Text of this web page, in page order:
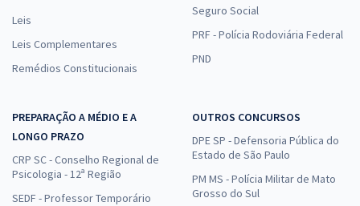
Leis
Leis Complementares
Remédios Constitucionais
Seguro Social
PRF - Polícia Rodoviária Federal
PND
PREPARAÇÃO A MÉDIO E A
LONGO PRAZO
CRP SC - Conselho Regional de
Psicologia - 12ª Região
SEDF - Professor Temporário
OUTROS CONCURSOS
DPE SP - Defensoria Pública do
Estado de São Paulo
PM MS - Polícia Militar de Mato
Grosso do Sul